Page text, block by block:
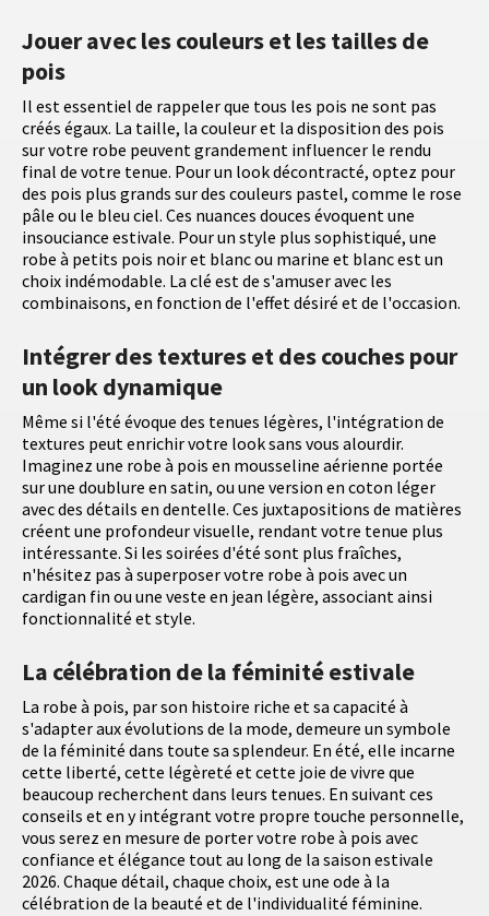
Jouer avec les couleurs et les tailles de
pois
Il est essentiel de rappeler que tous les pois ne sont pas
créés égaux. La taille, la couleur et la disposition des pois
sur votre robe peuvent grandement influencer le rendu
final de votre tenue. Pour un look décontracté, optez pour
des pois plus grands sur des couleurs pastel, comme le rose
pâle ou le bleu ciel. Ces nuances douces évoquent une
insouciance estivale. Pour un style plus sophistiqué, une
robe à petits pois noir et blanc ou marine et blanc est un
choix indémodable. La clé est de s'amuser avec les
combinaisons, en fonction de l'effet désiré et de l'occasion.
Intégrer des textures et des couches pour
un look dynamique
Même si l'été évoque des tenues légères, l'intégration de
textures peut enrichir votre look sans vous alourdir.
Imaginez une robe à pois en mousseline aérienne portée
sur une doublure en satin, ou une version en coton léger
avec des détails en dentelle. Ces juxtapositions de matières
créent une profondeur visuelle, rendant votre tenue plus
intéressante. Si les soirées d'été sont plus fraîches,
n'hésitez pas à superposer votre robe à pois avec un
cardigan fin ou une veste en jean légère, associant ainsi
fonctionnalité et style.
La célébration de la féminité estivale
La robe à pois, par son histoire riche et sa capacité à
s'adapter aux évolutions de la mode, demeure un symbole
de la féminité dans toute sa splendeur. En été, elle incarne
cette liberté, cette légèreté et cette joie de vivre que
beaucoup recherchent dans leurs tenues. En suivant ces
conseils et en y intégrant votre propre touche personnelle,
vous serez en mesure de porter votre robe à pois avec
confiance et élégance tout au long de la saison estivale
2026. Chaque détail, chaque choix, est une ode à la
célébration de la beauté et de l'individualité féminine.